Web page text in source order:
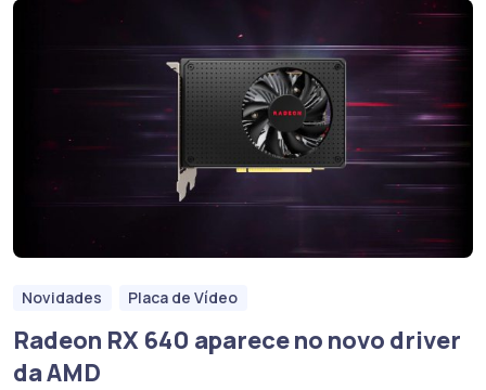
Novidades Placa de Vídeo
Radeon RX 640 aparece no novo driver
da AMD